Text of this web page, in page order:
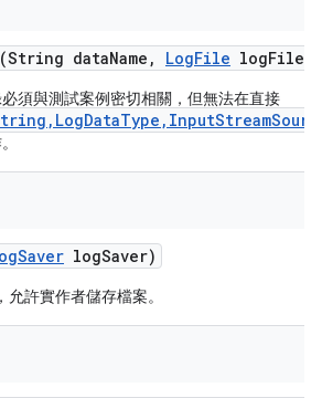
(String dataName , LogFile logFile)
須與測試案例密切相關，但無法在直接
Saver logSaver)
，允許實作者儲存檔案。